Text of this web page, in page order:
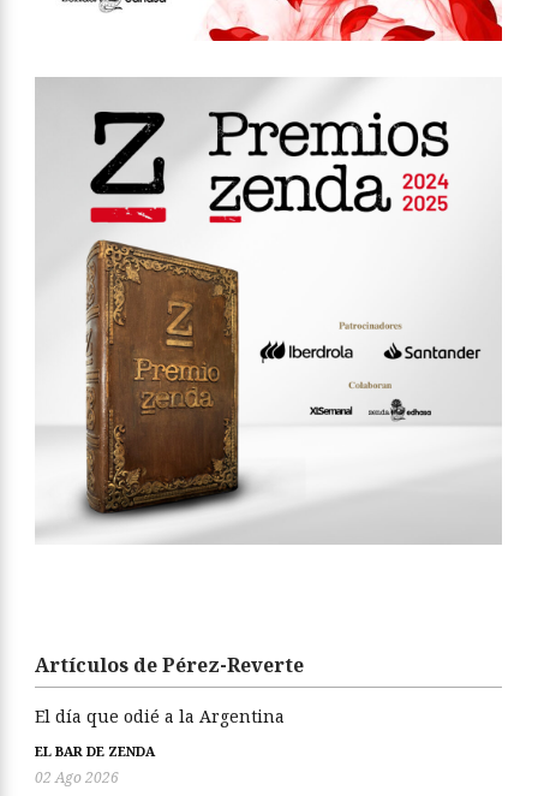
Artículos de Pérez-Reverte
El día que odié a la Argentina
EL BAR DE ZENDA
02 Ago 2026